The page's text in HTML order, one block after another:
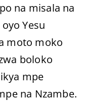
na misala na
Yesu
moto moko
boloko
mpe
na Nzambe.